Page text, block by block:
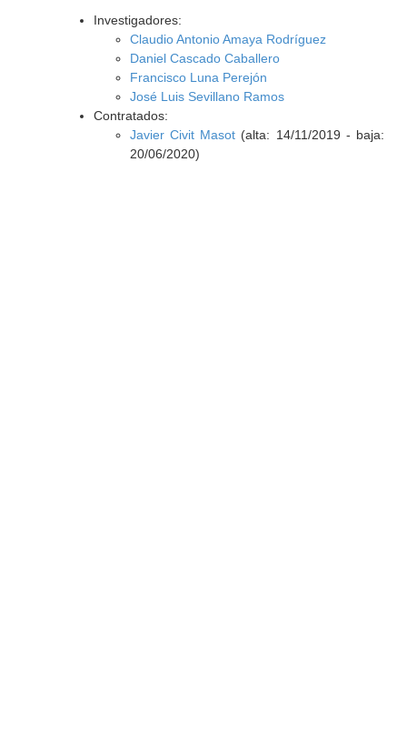
Investigadores:
Claudio Antonio Amaya Rodríguez
Daniel Cascado Caballero
Francisco Luna Perejón
José Luis Sevillano Ramos
Contratados:
Javier Civit Masot (alta: 14/11/2019 - baja:
20/06/2020)